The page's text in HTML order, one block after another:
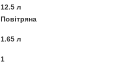
12.5 л
Повітряна
1.65 л
1